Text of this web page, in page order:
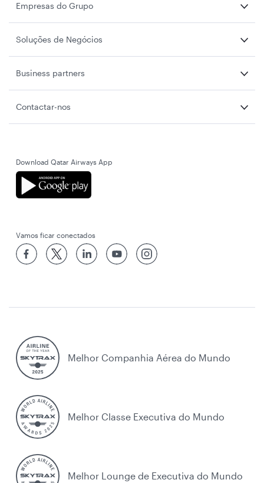
Empresas do Grupo
Soluções de Negócios
Business partners
Contactar-nos
Download Qatar Airways App
Vamos ficar conectados
Melhor Companhia Aérea do Mundo
Melhor Classe Executiva do Mundo
Melhor Lounge de Executiva do Mundo